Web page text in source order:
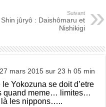
Suivant
Shin jûryô : Daishômaru et
Nishikigi
27 mars 2015 sur 23 h 05 min
Yokozuna se doit d’etre
quand meme… limites…
là les nippons…..